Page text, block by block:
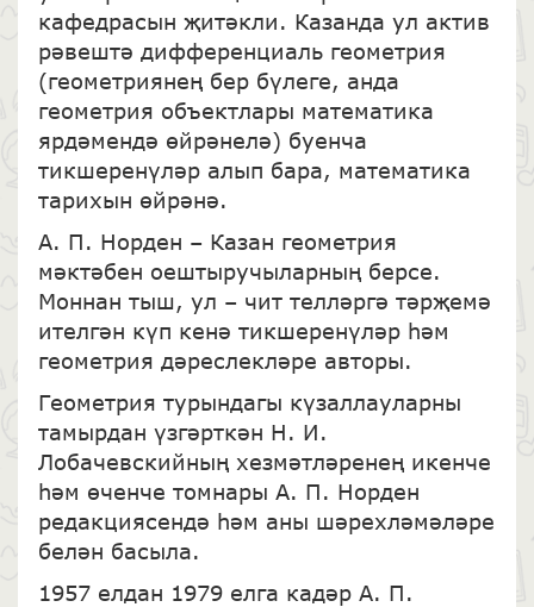
кафедрасын җитәкли. Казанда ул актив
рәвештә дифференциаль геометрия
(геометриянең бер бүлеге, анда
геометрия объектлары математика
ярдәмендә өйрәнелә) буенча
тикшеренүләр алып бара, математика
тарихын өйрәнә.
А. П. Норден – Казан геометрия
мәктәбен оештыручыларның берсе.
Моннан тыш, ул – чит телләргә тәрҗемә
ителгән күп кенә тикшеренүләр һәм
геометрия дәреслекләре авторы.
Геометрия турындагы күзаллауларны
тамырдан үзгәрткән Н. И.
Лобачевскийның хезмәтләренең икенче
һәм өченче томнары А. П. Норден
редакциясендә һәм аны шәрехләмәләре
белән басыла.
1957 елдан 1979 елга кадәр А. П.